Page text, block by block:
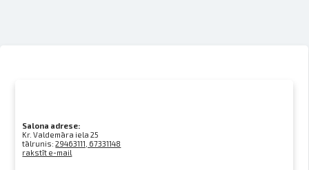
Salona adrese:
Kr. Valdemāra iela 25
tālrunis:29463111, 67331148
rakstīt e-mail